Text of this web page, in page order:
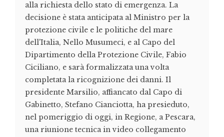
alla richiesta dello stato di emergenza. La
decisione è stata anticipata al Ministro per la
protezione civile e le politiche del mare
dell'Italia, Nello Musumeci, e al Capo del
Dipartimento della Protezione Civile, Fabio
Ciciliano, e sarà formalizzata una volta
completata la ricognizione dei danni. Il
presidente Marsilio, affiancato dal Capo di
Gabinetto, Stefano Cianciotta, ha presieduto,
nel pomeriggio di oggi, in Regione, a Pescara,
una riunione tecnica in video collegamento